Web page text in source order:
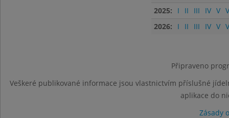
2025:
I II III IV V
2026:
I II III IV V
Připraveno
Veškeré publikované informace jsou vlastnictvím příslušné
aplikace do
Zásady